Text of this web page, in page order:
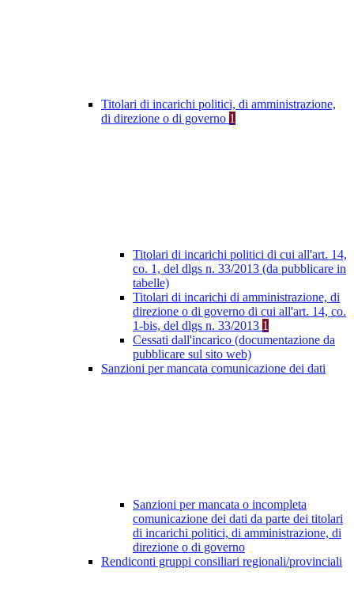
Titolari di incarichi politici, di amministrazione,
di direzione o di governo 1
Titolari di incarichi politici di cui all'art. 14,
co. 1, del dlgs n. 33/2013 (da pubblicare in
tabelle)
Titolari di incarichi di amministrazione, di
direzione o di governo di cui all'art. 14, co.
1-bis, del dlgs n. 33/2013 1
Cessati dall'incarico (documentazione da
pubblicare sul sito web)
Sanzioni per mancata comunicazione dei dati
Sanzioni per mancata o incompleta
comunicazione dei dati da parte dei titolari
di incarichi politici, di amministrazione, di
direzione o di governo
Rendiconti gruppi consiliari regionali/provinciali